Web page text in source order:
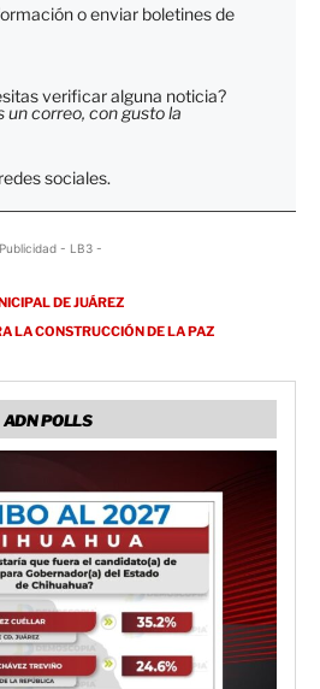
o enviar boletines de
verificar alguna noticia?
un correo, con gusto la
sociales.
Publicidad - LB3 -
DE JUÁREZ
LA CONSTRUCCIÓN DE LA PAZ
ADN POLLS